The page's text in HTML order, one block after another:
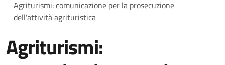
Agriturismi: comunicazione per la prosecuzione
dell'attività agrituristica
Agriturismi: